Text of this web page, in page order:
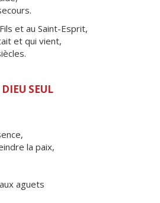
et au Saint-Esprit,
et qui vient,
SEUL
la paix,
aguets